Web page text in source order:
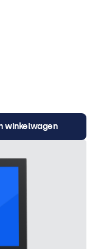
winkelwagen